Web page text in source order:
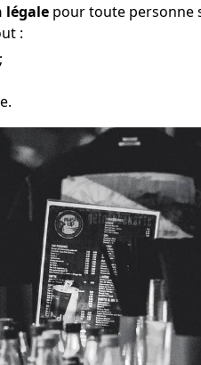
légale pour toute personne
: